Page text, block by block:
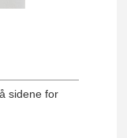
sidene for